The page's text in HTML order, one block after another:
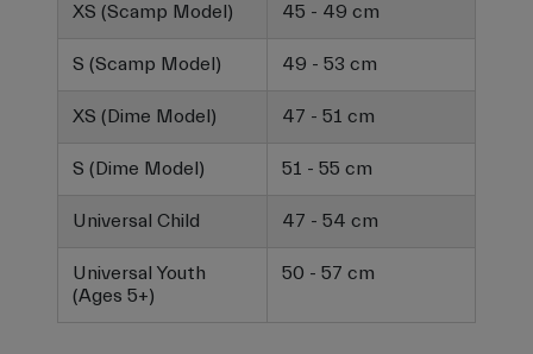
XS (Scamp Model) 45 - 49 cm
S (Scamp Model) 49 - 53 cm
XS (Dime Model) 47 - 51 cm
S (Dime Model) 51 - 55 cm
Universal Child 47 - 54 cm
Universal Youth
(Ages 5+)
50 - 57 cm